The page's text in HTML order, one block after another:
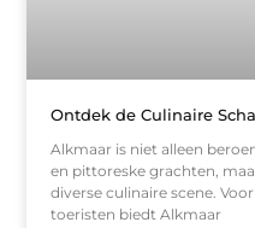
Ontdek de Culinaire
Alkmaar is niet alleen
en pittoreske grachten,
diverse culinaire scene.
toeristen biedt Alkmaar